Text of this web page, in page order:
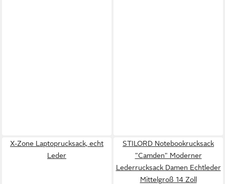
X-Zone Laptoprucksack, echt
Leder
STILORD Notebookrucksack
"Camden" Moderner
Lederrucksack Damen Echtleder
Mittelgroß 14 Zoll